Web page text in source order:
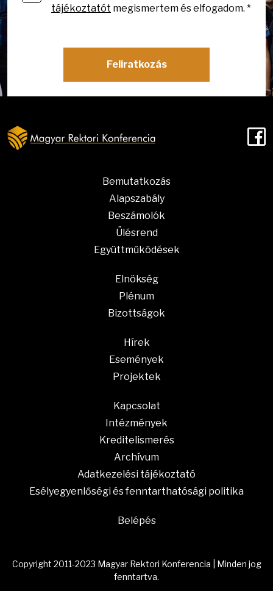
tájékoztatót megismertem és elfogadom. *
Feliratkozás
Bemutatkozás
Alapszabály
Beszámolók
Ülésrend
Együttműködések
Elnökség
Plénum
Bizottságok
Hírek
Események
Projektek
Kapcsolat
Intézmények
Kreditelismerés
Archívum
Adatkezelési tájékoztató
Esélyegyenlőségi és fenntarthatósági politika
Belépés
Copyright 2011-2023 Magyar Rektori Konferencia | Minden jog
fenntartva.